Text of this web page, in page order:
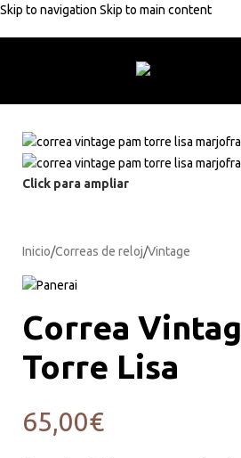
Skip to navigation Skip to main content
de descuento con código:MARJOFRA
Click para ampliar
Inicio/Correas de reloj/Vintage
Correa
Torre Lisa
65,00€